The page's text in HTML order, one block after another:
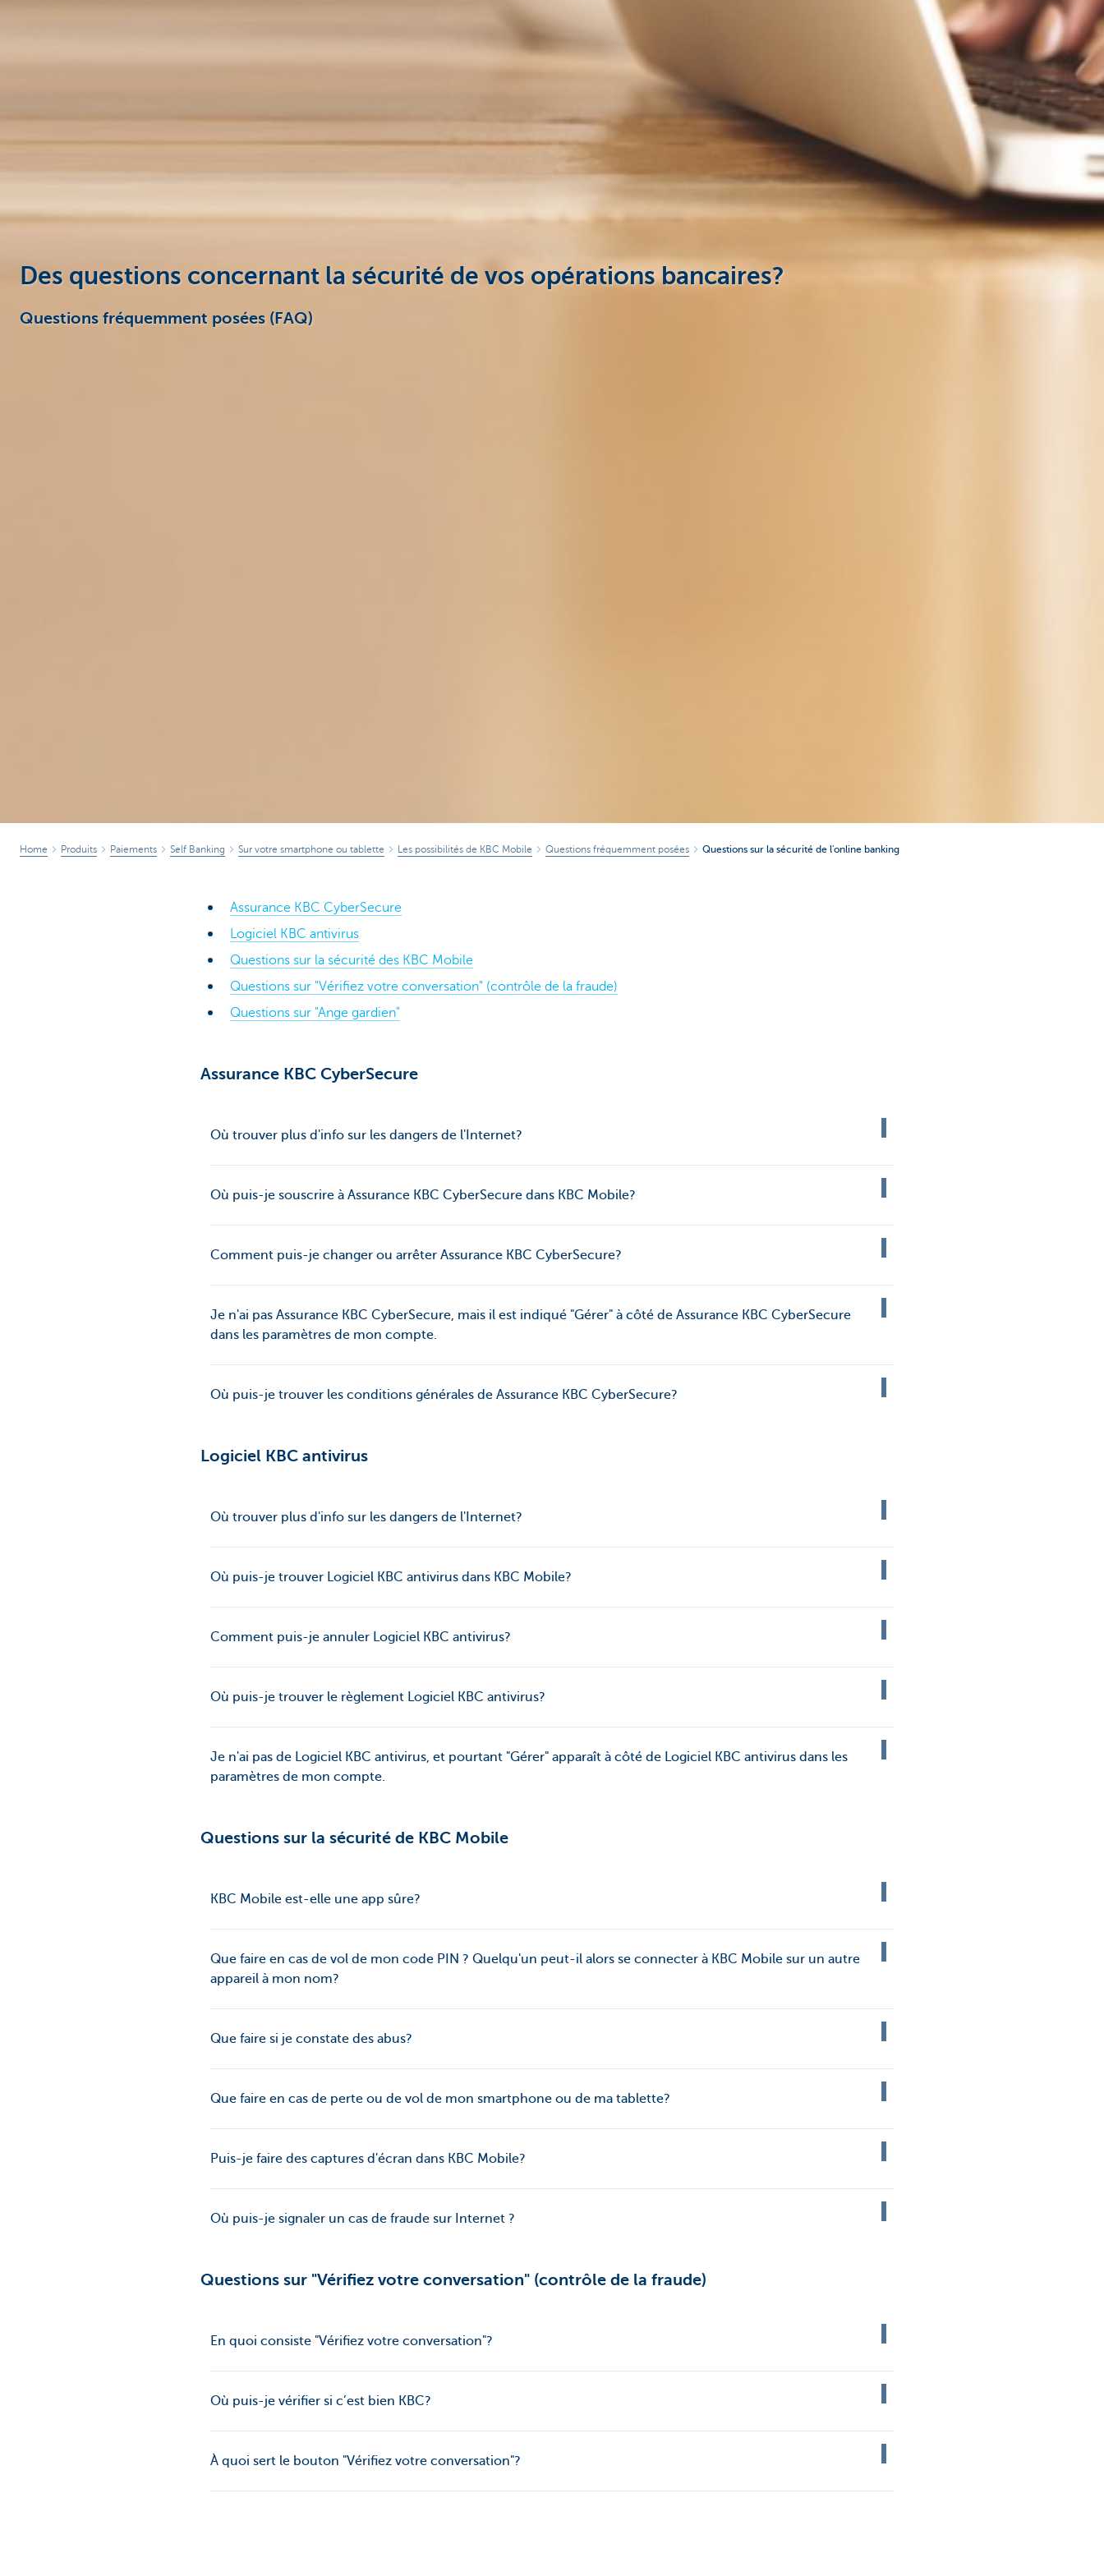
Des questions concernant la sécurité de vos opérations bancaires?
Questions fréquemment posées (FAQ)
Home Produits Paiements Self Banking Sur votre smartphone ou tablette Les possibilités de KBC Mobile Questions fréquemment posées Questions sur la sécurité de l'online banking
Assurance KBC CyberSecure
Logiciel KBC antivirus
Questions sur la sécurité des KBC Mobile
Questions sur "Vérifiez votre conversation" (contrôle de la fraude)
Questions sur "Ange gardien"
Assurance KBC CyberSecure
Où trouver plus d'info sur les dangers de l'Internet?
Où puis-je souscrire à Assurance KBC CyberSecure dans KBC Mobile?
Comment puis-je changer ou arrêter Assurance KBC CyberSecure?
Je n'ai pas Assurance KBC CyberSecure, mais il est indiqué "Gérer" à côté de Assurance KBC CyberSecure
dans les paramètres de mon compte.
Où puis-je trouver les conditions générales de Assurance KBC CyberSecure?
Logiciel KBC antivirus
Où trouver plus d'info sur les dangers de l'Internet?
Où puis-je trouver Logiciel KBC antivirus dans KBC Mobile?
Comment puis-je annuler Logiciel KBC antivirus?
Où puis-je trouver le règlement Logiciel KBC antivirus?
Je n'ai pas de Logiciel KBC antivirus, et pourtant "Gérer" apparaît à côté de Logiciel KBC antivirus dans les
paramètres de mon compte.
Questions sur la sécurité de KBC Mobile
KBC Mobile est-elle une app sûre?
Que faire en cas de vol de mon code PIN ? Quelqu'un peut-il alors se connecter à KBC Mobile sur un autre
appareil à mon nom?
Que faire si je constate des abus?
Que faire en cas de perte ou de vol de mon smartphone ou de ma tablette?
Puis-je faire des captures d'écran dans KBC Mobile?
Où puis-je signaler un cas de fraude sur Internet ?
Questions sur "Vérifiez votre conversation" (contrôle de la fraude)
En quoi consiste "Vérifiez votre conversation"?
Où puis-je vérifier si c’est bien KBC?
À quoi sert le bouton "Vérifiez votre conversation"?